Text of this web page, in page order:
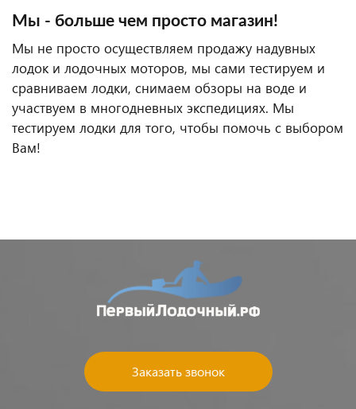
Мы - больше чем просто магазин!
Мы не просто осуществляем продажу надувных
лодок и лодочных моторов, мы сами тестируем и
сравниваем лодки, снимаем обзоры на воде и
участвуем в многодневных экспедициях. Мы
тестируем лодки для того, чтобы помочь с выбором
Вам!
Заказать звонок